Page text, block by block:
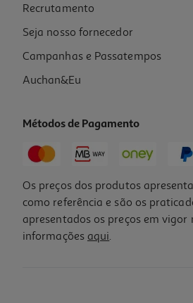
299,99 €
Recrutamento
Seja nosso fornecedor
Campanhas e Passatempos
Auchan&Eu
Métodos de Pagamento
Os preços dos produtos
como referência e são os
apresentados os preços em
informações aqui.